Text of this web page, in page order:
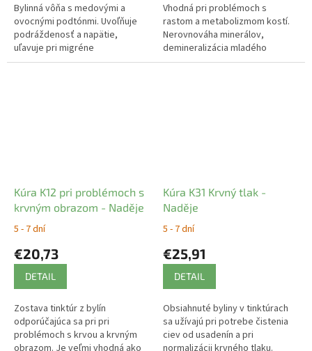
Bylinná vôňa s medovými a
ovocnými podtónmi. Uvoľňuje
podráždenosť a napätie,
uľavuje pri migréne
a nespavosti.
Vhodná pri problémoch s
rastom a metabolizmom kostí.
Nerovnováha minerálov,
demineralizácia mladého
organizmu.
Kúra K12 pri problémoch s
krvným obrazom - Naděje
5 - 7 dní
€20,73
DETAIL
Zostava tinktúr z bylín
odporúčajúca sa pri pri
problémoch s krvou a krvným
obrazom. Je veľmi vhodná ako
Kúra K31 Krvný tlak -
Naděje
5 - 7 dní
€25,91
DETAIL
Obsiahnuté byliny v tinktúrach
sa užívajú pri potrebe čistenia
ciev od usadenín a pri
normalizácii krvného tlaku.